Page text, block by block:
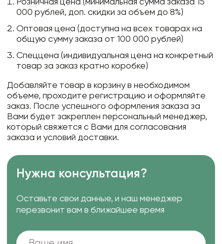
Розничная цена (минимальная сумма заказа 15
000 рублей, доп. скидки за объем до 8%)
Оптовая цена (доступна на всех товарах на
общую сумму заказа от 100 000 рублей)
Спеццена (индивидуальная цена на конкретный
товар за заказ кратно коробке)
Добавляйте товар в корзину в необходимом
объеме, проходите регистрацию и оформляйте
заказ. После успешного оформления заказа за
Вами будет закреплен персональный менеджер,
который свяжется с Вами для согласования
заказа и условий доставки.
Нужна консультация?
Оставьте свои данные, и наш менеджер
перезвонит вам в ближайшее время